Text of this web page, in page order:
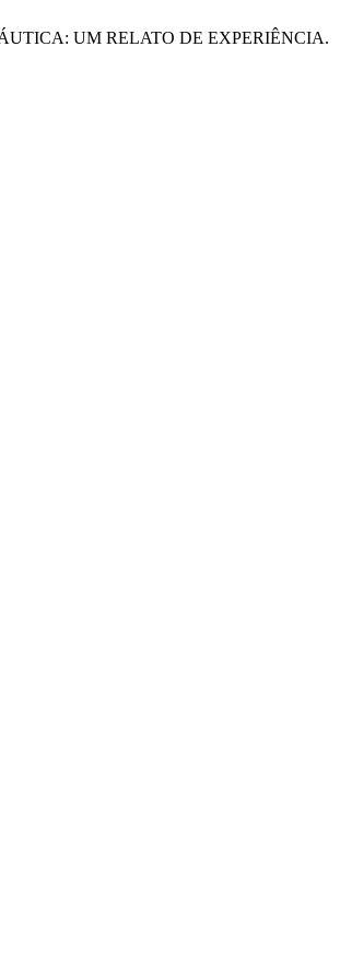
UM RELATO DE EXPERIÊNCIA.